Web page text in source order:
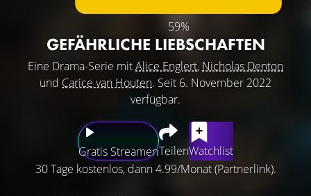
59%
GEFÄHRLICHE LIEBSCHAFTEN
Eine Drama-Serie mitAlice Englert, Nicholas Denton
und Carice van Houten. Seit 6. November 2022
verfügbar.
Gratis StreamenTeilenWatchlist
30 Tage kostenlos, dann 4.99/Monat (Partnerlink).